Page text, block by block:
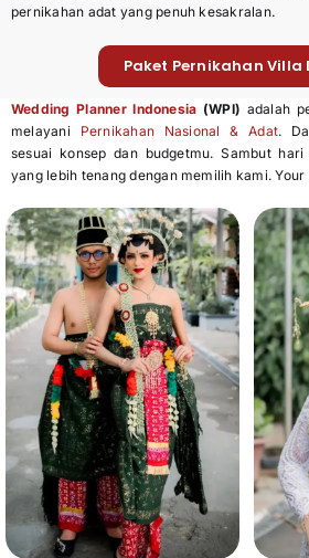
pernikahan adat yang penuh kesakralan.
Paket Pernikahan Villa
Wedding Planner Indonesia (WPI) adalah
melayani Pernikahan Nasional & Adat.
sesuai konsep dan budgetmu. Sambut
yang lebih tenang dengan memilih kami.